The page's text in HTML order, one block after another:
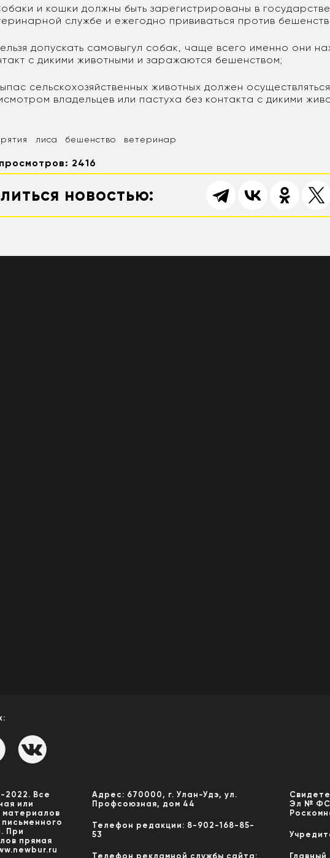
и кошки должны быть зарегистрированы в
службе и ежегодно прививаться против
допускать самовыгул собак, чаще всего именно они
с дикими животными и заражаются бешенством;
сельскохозяйственных животных должен
владельцев или пастуха без контакта с дикими
лиса бешенство ветеринар
2416
новостью:
2022. Все
или
материалов
При
прямая
Адрес: 670000, г. Улан-Удэ, ул.
Профсоюзная, дом 44
Телефон редакции: 8-902-168-85-
53
Телефон рекламной службы сайта:
Эл № ФС